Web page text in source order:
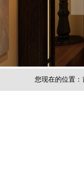
您现在的位置：